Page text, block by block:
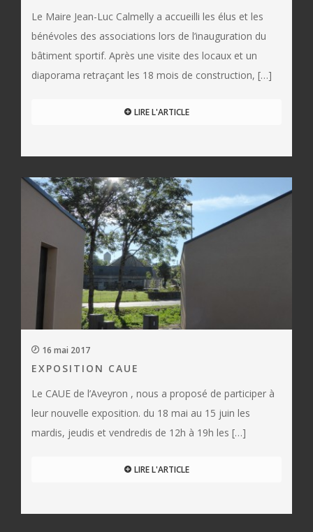
Le Maire Jean-Luc Calmelly a accueilli les élus et les
bénévoles des associations lors de l’inauguration du
bâtiment sportif. Après une visite des locaux et un
diaporama retraçant les 18 mois de construction, […]
LIRE L'ARTICLE
16 mai 2017
EXPOSITION CAUE
Le CAUE de l’Aveyron , nous a proposé de participer à
leur nouvelle exposition. du 18 mai au 15 juin les
mardis, jeudis et vendredis de 12h à 19h les […]
LIRE L'ARTICLE